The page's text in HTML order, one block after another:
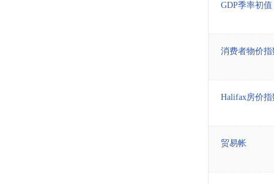
GDP季率初值
消费者物价
Halifax房价
贸易帐